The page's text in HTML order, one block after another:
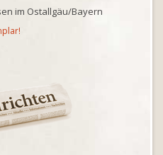
im Ostallgäu/Bayern